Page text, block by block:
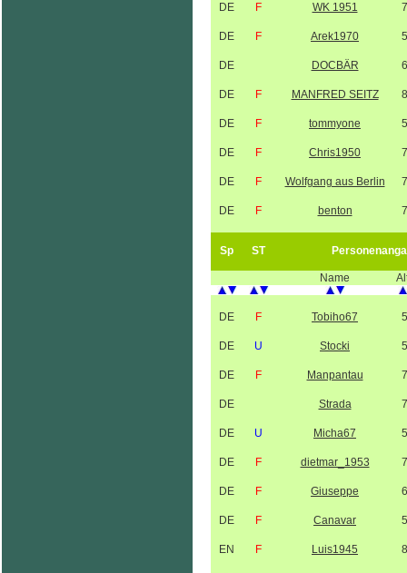
DE F WK 1951
DE F Arek1970
DE DOCBÄR
DE F MANFRED SEITZ
DE F tommyone
DE F Chris1950
DE F Wolfgang aus Berlin
DE F benton
Sp ST
Name
DE F Tobiho67
DE U Stocki
DE F Manpantau
DE Strada
DE U Micha67
DE F dietmar_1953
DE F Giuseppe
DE F Canavar
EN F Luis1945